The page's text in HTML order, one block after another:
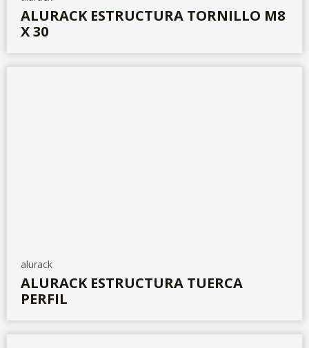
ALURACK ESTRUCTURA TORNILLO M8
X 30
alurack
ALURACK ESTRUCTURA TUERCA
PERFIL